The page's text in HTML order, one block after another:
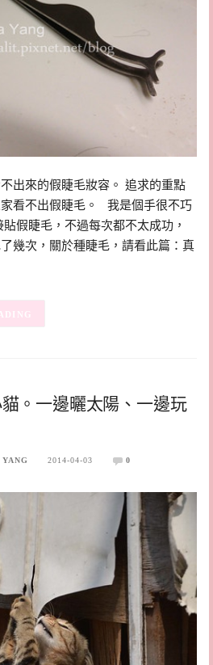
出來的假睫毛妝容。 追求的重點
看不出假睫毛。 我是個手很不巧
假睫毛，不過每次都不太成功，
幾次，關於種睫毛，請看此篇：真
。一邊曬太陽、一邊玩
2014-04-03 0